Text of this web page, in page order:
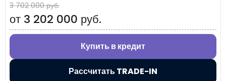
3 702 000 руб.
от 3 202 000 руб.
Купить в кредит
Рассчитать TRADE-IN